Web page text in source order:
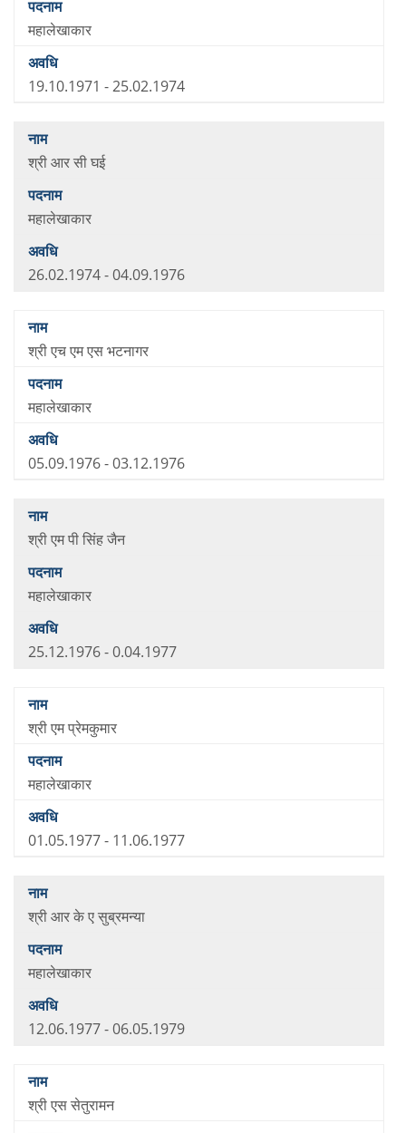
महालेखाकार
19.10.1971 - 25.02.1974
श्री आर सी घई
महालेखाकार
26.02.1974 - 04.09.1976
श्री एच एम एस भटनागर
महालेखाकार
05.09.1976 - 03.12.1976
श्री एम पी सिंह जैन
महालेखाकार
25.12.1976 - 0.04.1977
श्री एम प्रेमकुमार
महालेखाकार
01.05.1977 - 11.06.1977
श्री आर के ए सुब्रमन्या
महालेखाकार
12.06.1977 - 06.05.1979
श्री एस सेतुरामन